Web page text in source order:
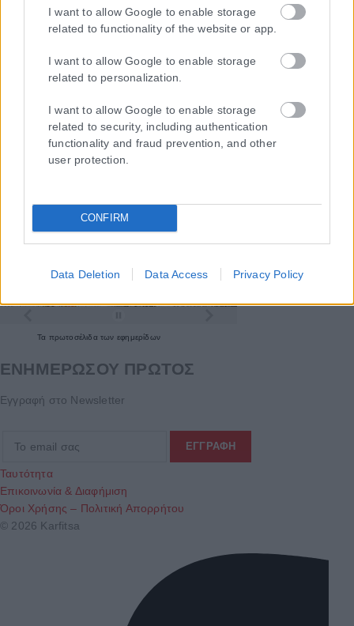
I want to allow Google to enable storage
related to functionality of the website or app.
I want to allow Google to enable storage
related to personalization.
I want to allow Google to enable storage
related to security, including authentication
functionality and fraud prevention, and other
user protection.
CONFIRM
Data Deletion Data Access Privacy Policy
Τα πρωτοσέλιδατων εφημερίδων
ΕΝΗΜΕΡΩΣΟΥ ΠΡΩΤΟΣ
Εγγραφή στο Newsletter
Ταυτότητα
Επικοινωνία & Διαφήμιση
Όροι Χρήσης – Πολιτική Απορρήτου
© 2026 Karfitsa